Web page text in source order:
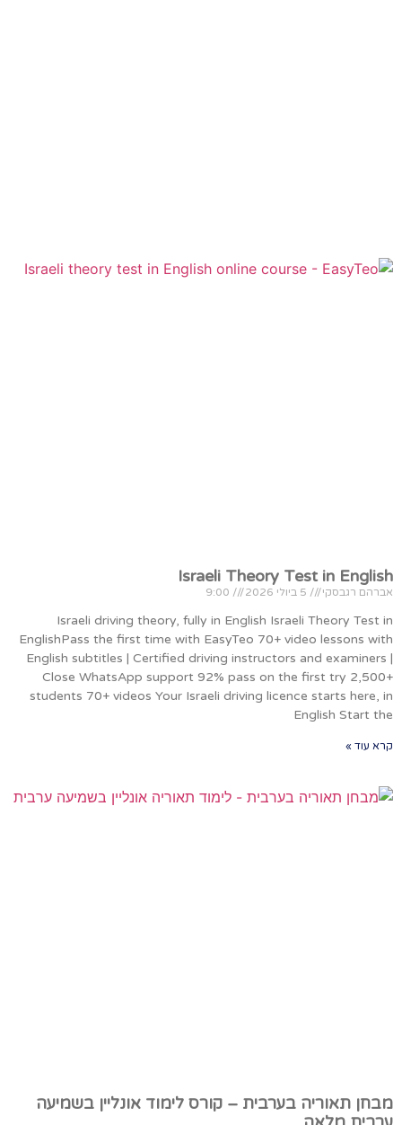
Israeli Theory Test in English
אברהם רגבסקי
Israeli driving theory, fully in English Israeli Theory Test in
EnglishPass the first time with EasyTeo 70+ video lessons with
English subtitles | Certified driving instructors and examiners |
Close WhatsApp support 92% pass on the first try 2,500+
students 70+ videos Your Israeli driving licence starts here, in
English Start the
קרא עוד »
מבחן תאוריה בערבית – קורס לימוד אונליין בשמיעה